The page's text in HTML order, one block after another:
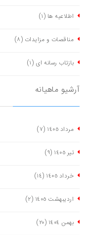
اطلاعیه ها (١)
مناقصات و مزایدات (٨)
بازتاب رسانه ای (١)
آرشیو ماهیانه
مرداد ١٤٠٥ (٧)
تیر ١٤٠٥ (٩)
خرداد ١٤٠٥ (١٤)
اردیبهشت ١٤٠٥ (٢)
بهمن ١٤٠٤ (٢٠)